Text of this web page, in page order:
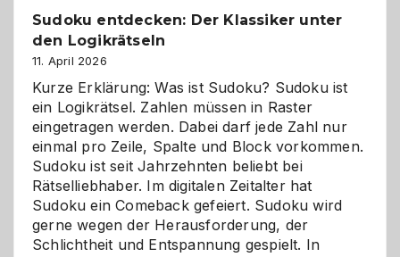
Sudoku entdecken: Der Klassiker unter
den Logikrätseln
11. April 2026
Kurze Erklärung: Was ist Sudoku? Sudoku ist
ein Logikrätsel. Zahlen müssen in Raster
eingetragen werden. Dabei darf jede Zahl nur
einmal pro Zeile, Spalte und Block vorkommen.
Sudoku ist seit Jahrzehnten beliebt bei
Rätselliebhaber. Im digitalen Zeitalter hat
Sudoku ein Comeback gefeiert. Sudoku wird
gerne wegen der Herausforderung, der
Schlichtheit und Entspannung gespielt. In